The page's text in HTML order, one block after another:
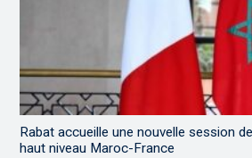
Rabat accueille une nouvelle session
haut niveau Maroc-France